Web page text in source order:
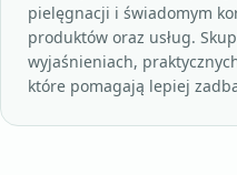
pielęgnacji i świadomym
produktów oraz usług.
wyjaśnieniach,
które pomagają lepiej